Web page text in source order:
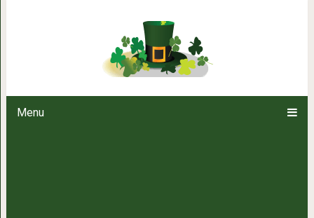
Menu
Диетологи рассказали о